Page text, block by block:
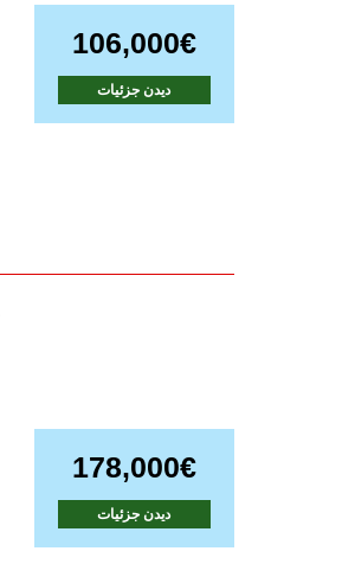
106,000€
دیدن جزئیات
178,000€
دیدن جزئیات